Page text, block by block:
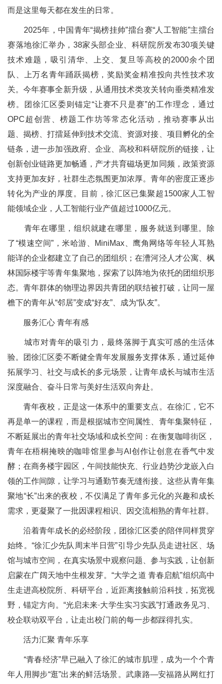
而是这里每天都在发生的日常。
2025年，中国青年“揭榜挂帅”擂台赛“人工智能”主擂台
赛落地徐汇举办，38家头部企业、科研院所发布30项关键
技术难题，吸引清华、上交、复旦等高校的2000余个团
队、上万名青年踊跃揭榜，奖励奖金精准投向共性技术攻
关。今年赛事全新升级，从通用技术类攻关转向垂类精准发
榜。团徐汇区委则锚定“让赛不只是赛”的工作理念，通过
OPC超创营、榜题工作坊等常态化活动，推动赛事从出
题、揭榜、打擂延伸到技术交流、资源对接、项目孵化的全
链条，进一步加强政府、企业、高校和科研院所的链接，让
创新创业链路更加畅通，产才共育磁场更加同频，政策资源
支持更加友好，社群生态氛围更加浓厚。青年的密度正逐步
转化为产业的厚度。目前，徐汇区已集聚超1500家人工智
能领域企业，人工智能行业产值超过1000亿元。
青年在哪里，组织就建在哪里，服务就送到哪里。除
了“模速空间”，米哈游、MiniMax、鹰角网络等年轻人耳熟
能详的企业都建立了自己的团组织；在漕河泾人才公寓、枫
林国际楼宇等青年集聚地，探索了以阵地为依托的团组织形
态。青年群体的物理边界因共青团的联结被打破，让同一屋
檐下的青年从“邻居”变成“好友”、成为“队友”。
服务汇心 青年有感
城市对青年的吸引力，最终落脚于真实可感的生活体
验。团徐汇区委不断健全青年发展服务支撑体系，通过延伸
拓展学习、社交与成长的多元场景，让青年成长与城市生活
深度融合、奋斗日常与美好生活双向奔赴。
青年夜校，正是这一体系中的重要支点。在徐汇，它不
再是单一的课程，而是根据城市空间属性、青年集聚特征，
不断延展出的青年社交场域和成长空间：在衡复咖啡街区，
青年在梧桐掩映的咖啡馆里参与AI创作让创意在香气中发
酵；在商务楼宇园区，午间技能快充、行业趋势沙龙嵌入白
领的工作间隙，让学习与通勤节奏无缝衔接。这些从青年集
聚地“长”出来的夜校，不仅满足了青年多元化的兴趣和成长
需求，更凝聚了一批因课程相识、因交流相熟的青年社群。
沿着青年成长的必经阶段，团徐汇区委的陪伴同样贯穿
始终。“徐汇少先队周末半日营”引导少先队员走进社区、场
馆与城市空间，在真实场景中观察问题、参与实践，让创新
启蒙在广阔天地中生根发芽。“大学之道 青春启航”组织高中
生走进高校院所、科研平台，近距离接触前沿科技，拓宽视
野，锚定方向。“光启未来·大学生实习实践”打通政务见习、
校企联动双平台，让走出校门前的每一步都踩得扎实。
活力汇聚 青年乐享
“青春经济”早已融入了徐汇的城市肌理，成为一个个青
年人用脚步“逛”出来的鲜活场景。武康路—安福路从网红打